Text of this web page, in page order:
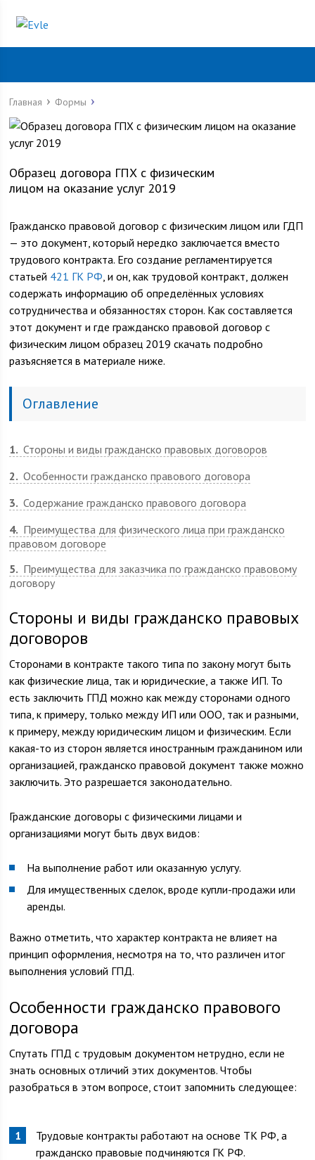
Главная Формы
Образец договора ГПХ с физическим
лицом на оказание услуг 2019
Гражданско правовой договор с физическим лицом или ГДП
— это документ, который нередко заключается вместо
трудового контракта. Его создание регламентируется
статьей 421 ГК РФ, и он, как трудовой контракт, должен
содержать информацию об определённых условиях
сотрудничества и обязанностях сторон. Как составляется
этот документ и где гражданско правовой договор с
физическим лицом образец 2019 скачать подробно
разъясняется в материале ниже.
Оглавление
1 Стороны и виды гражданско правовых договоров
2
Особенности гражданско правового договора
3 Содержание гражданско правового договора
4 Преимущества для физического лица при гражданско
правовом договоре
5
Преимущества для заказчика по гражданско правовому
договору
Стороны и виды гражданско правовых
договоров
Сторонами в контракте такого типа по закону могут быть
как физические лица, так и юридические, а также ИП. То
есть заключить ГПД можно как между сторонами одного
типа, к примеру, только между ИП или ООО, так и разными,
к примеру, между юридическим лицом и физическим. Если
какая-то из сторон является иностранным гражданином или
организацией, гражданско правовой документ также можно
заключить. Это разрешается законодательно.
Гражданские договоры с физическими лицами и
организациями могут быть двух видов:
На выполнение работ или оказанную услугу.
Для имущественных сделок, вроде купли-продажи или
аренды.
Важно отметить, что характер контракта не влияет на
принцип оформления, несмотря на то, что различен итог
выполнения условий ГПД.
Особенности гражданско правового
договора
Спутать ГПД с трудовым документом нетрудно, если не
знать основных отличий этих документов. Чтобы
разобраться в этом вопросе, стоит запомнить следующее:
Трудовые контракты работают на основе ТК РФ, а
гражданско правовые подчиняются ГК РФ.